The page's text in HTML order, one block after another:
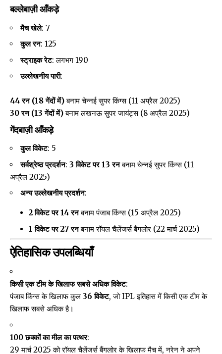
बल्लेबाज़ी आँकड़े
मैच खेले: 7
कुल रन: 125
स्ट्राइक रेट:लगभग 190
उल्लेखनीय पारी:
44 रन (18 गेंदों में)बनाम चेन्नई सुपर किंग्स (11 अप्रैल 2025)
30 रन (13 गेंदों में)बनाम लखनऊ सुपर जायंट्स (8 अप्रैल 2025)
गेंदबाज़ी आँकड़े
कुल विकेट: 5
सर्वश्रेष्ठ प्रदर्शन: 3 विकेट पर 13 रनबनाम चेन्नई सुपर किंग्स (11
अप्रैल 2025)
अन्य उल्लेखनीय प्रदर्शन:
2 विकेट पर 14 रनबनाम पंजाब किंग्स (15 अप्रैल 2025)
1 विकेट पर 27 रनबनाम रॉयल चैलेंजर्स बैंगलोर (22 मार्च 2025)
ऐतिहासिक उपलब्धियाँ
किसी एक टीम के खिलाफ सबसे अधिक विकेट:
पंजाब किंग्स के खिलाफ कुल 36 विकेट, जो IPL इतिहास में किसी एक टीम के
खिलाफ सबसे अधिक है।
100 छक्कों का मील का पत्थर:
29 मार्च 2025 को रॉयल चैलेंजर्स बैंगलोर के खिलाफ मैच में, नरेन ने अपने